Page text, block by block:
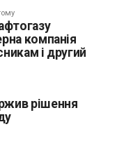
компанія
і другий
рішення